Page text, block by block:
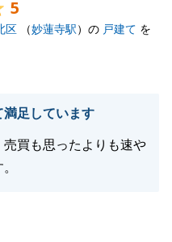
5
区 （妙蓮寺駅）の 戸建て を
足しています
買も思ったよりも速や